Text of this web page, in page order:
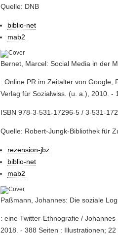
Quelle: DNB
biblio-net
mab2
Bernet, Marcel: Social Media in der
: Online PR im Zeitalter von Google,
Verlag für Sozialwiss. (u. a.), 2010. -
ISBN 978-3-531-17296-5 / 3-531-
Quelle: Robert-Jungk-Bibliothek für
rezension-jbz
biblio-net
mab2
Paßmann, Johannes: Die soziale
: eine Twitter-Ethnografie /
2018. - 388 Seiten : Illustrationen; 22